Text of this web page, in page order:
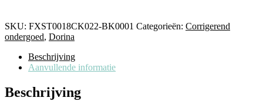
SKU: FXST0018CK022-BK0001 Categorieën: Corrigerend
ondergoed, Dorina
Beschrijving
Aanvullende informatie
Beschrijving